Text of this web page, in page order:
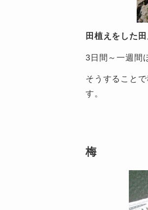
田植えをした
3日間～一週間
そうすること
す。
梅